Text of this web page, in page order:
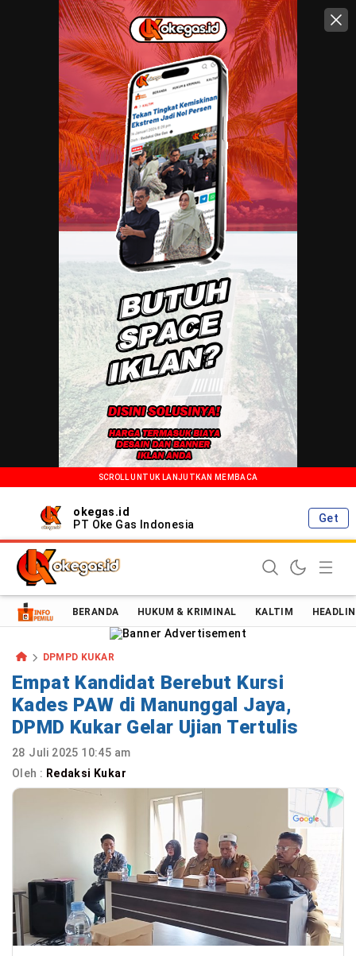
SCROLL UNTUK LANJUTKAN MEMBACA
okegas.id
PT Oke Gas Indonesia
Get
Oke Gas Indonesia | Energi Positif Informasi Terkini!
BERANDA HUKUM & KRIMINAL KALTIM
DPMPD KUKAR
Empat Kandidat Berebut Kursi
Kades PAW di Manunggal Jaya,
DPMD Kukar Gelar Ujian Tertulis
28 Juli 2025 10:45 am
Oleh : Redaksi Kukar